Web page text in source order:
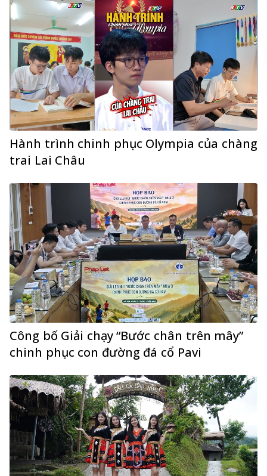
Hành trình chinh phục Olympia của chàng
trai Lai Châu
Công bố Giải chạy “Bước chân trên mây”
chinh phục con đường đá cổ Pavi